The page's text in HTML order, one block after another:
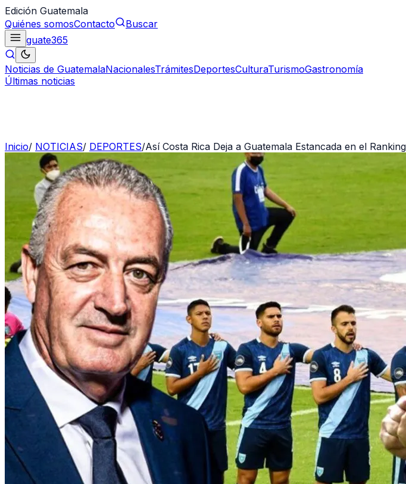
Edición Guatemala
Quiénes somosContacto
Buscar
guate365
Noticias de GuatemalaNacionalesTrámitesDeportesCulturaTurismoGastronomía
Últimas noticias
Inicio/ NOTICIAS/ DEPORTES/Así Costa Rica Deja a Guatemala Estancada en el